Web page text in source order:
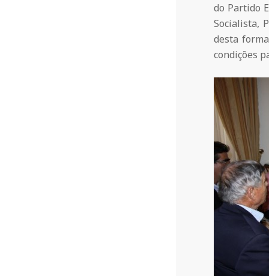
do Partido
Socialista,
desta
condições